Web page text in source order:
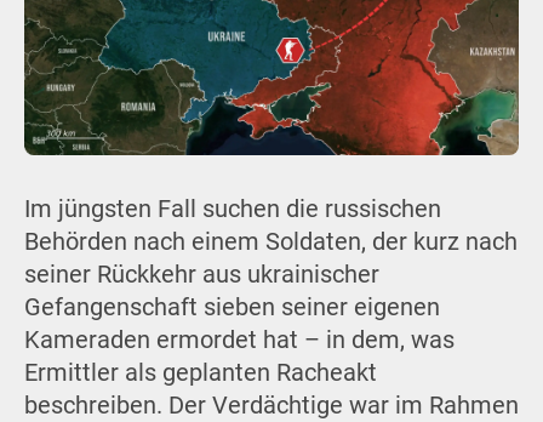
Im jüngsten Fall suchen die russischen
Behörden nach einem Soldaten, der kurz nach
seiner Rückkehr aus ukrainischer
Gefangenschaft sieben seiner eigenen
Kameraden ermordet hat – in dem, was
Ermittler als geplanten Racheakt
beschreiben. Der Verdächtige war im Rahmen